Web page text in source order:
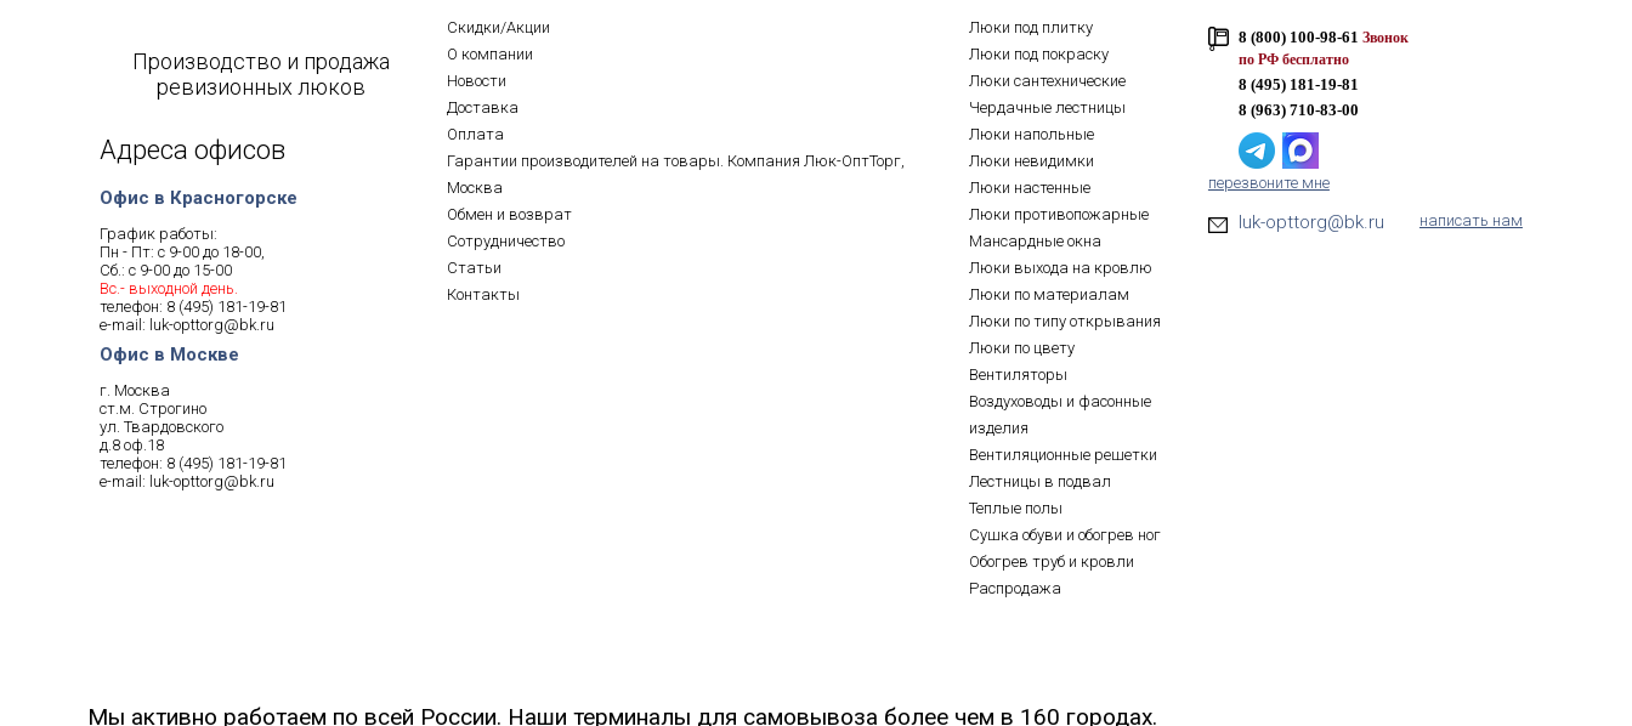
Производство и продажа
ревизионных люков
Адреса офисов
Офис в Красногорске
График работы:
Пн - Пт: с 9-00 до 18-00,
Сб.: с 9-00 до 15-00
Вс.- выходной день.
телефон: 8 (495) 181-19-81
e-mail: luk-opttorg@bk.ru
Офис в Москве
г. Москва
ст.м. Строгино
ул. Твардовского
д.8 оф.18
телефон: 8 (495) 181-19-81
e-mail: luk-opttorg@bk.ru
Скидки/Акции
О компании
Новости
Доставка
Оплата
Гарантии производителей на товары. Компания Люк-ОптТорг,
Москва
Обмен и возврат
Сотрудничество
Статьи
Контакты
Люки под плитку
Люки под покраску
Люки сантехнические
Чердачные лестницы
Люки напольные
Люки невидимки
Люки настенные
Люки противопожарные
Мансардные окна
Люки выхода на кровлю
Люки по материалам
Люки по типу открывания
Люки по цвету
Вентиляторы
Воздуховоды и фасонные
изделия
Вентиляционные решетки
Лестницы в подвал
Теплые полы
Сушка обуви и обогрев ног
Обогрев труб и кровли
Распродажа
8 (800) 100-98-61 Звонок
по РФ бесплатно
8 (495) 181-19-81
8 (963) 710-83-00
перезвоните мне
luk-opttorg@bk.ru написать нам
Мы активно работаем по всей России. Наши терминалы для самовывоза более чем в 160 городах.